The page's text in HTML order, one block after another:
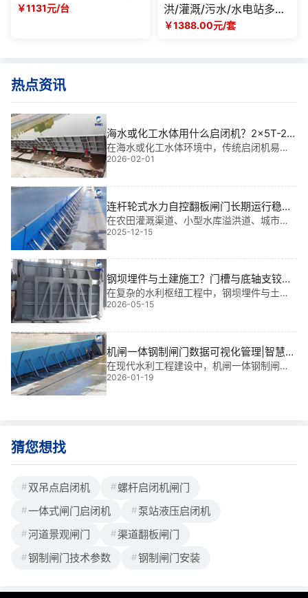
￥1131元/台
洪/灌溉/污水/水电站多场
景适用，厂家可按需设计
￥1388.00元/套
热点资讯
海水或化工水体用什么启闭机？2x5T-2x
25T移动式卷扬启闭机（304不锈钢）选
型——基于我多年工程经验的实战解析
在海水或化工水体环境中，传统启闭机易受
腐蚀、密封失效，导致闸门操作失灵甚至安
全事故。面对平面闸门启闭、弧形闸门操
作、水利枢纽调水及船闸闸门控制等关键场
景，如何选择兼具耐蚀性与可靠性的启闭设
备？海水或化
2026-02-01
连杆轮式水力自控翻板闸门长期运行稳定
性|韧性守护者
在农田灌溉渠道、小型水库溢洪道、城市景
观水系与山区河道治理中，连杆轮式水力自
部动力，依靠水位变化自动启闭，实现**泄
流与防洪调控。根据规格不同，单扇价格通
常在
2025-12-15
钢坝埋件与土建施工？门槽与底轴支铰的
预埋精度控制
在复杂的水利枢纽工程中，钢坝埋件与土建
施工的匹配度直接决定闸门运行寿命，而门
被忽视的**。基于我多年工程经验，参与过
多个大型项目，深知微小的尺寸偏差可能导
2026-05-15
机闸一体钢制闸门数据可视化管理|智慧管
控新引擎
在现代水利工程建设中，机闸一体钢制闸门
不仅是水库挡水系统的核心构件，更是电站
泄洪、灌溉调控与城市防洪工程的“生命线”。
2026-01-19
猜您想找
双吊点启闭机
螺杆启闭机闸门
一体式闸门启闭机
泵站液压启闭机
河道景观闸门
渠道翻板闸门
钢制闸门技术参数
钢制闸门安装